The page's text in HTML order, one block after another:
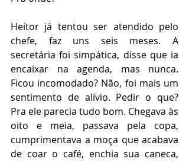
Heitor já tentou ser atendido pelo
chefe, faz uns seis meses. A
secretária foi simpática, disse que ia
encaixar na agenda, mas nunca.
Ficou incomodado? Não, foi mais um
sentimento de alívio. Pedir o que?
Pra ele parecia tudo bom. Chegava às
oito e meia, passava pela copa,
cumprimentava a moça que acabava
de coar o café, enchia sua caneca,